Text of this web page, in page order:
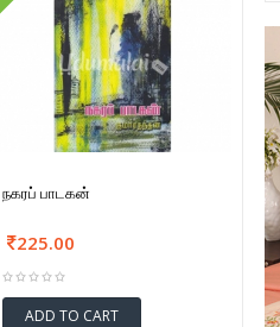
நகரப் பாடகன்
225.00
ADD TO CART